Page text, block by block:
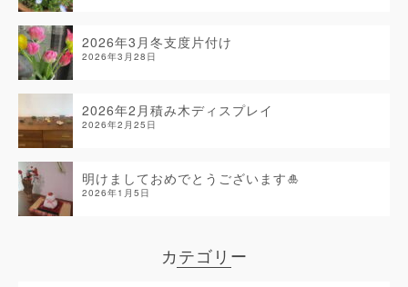
2026年3月冬支度片付け
2026年3月28日
2026年2月積み木ディスプレイ
2026年2月25日
明けましておめでとうございます🎍
2026年1月5日
カテゴリー